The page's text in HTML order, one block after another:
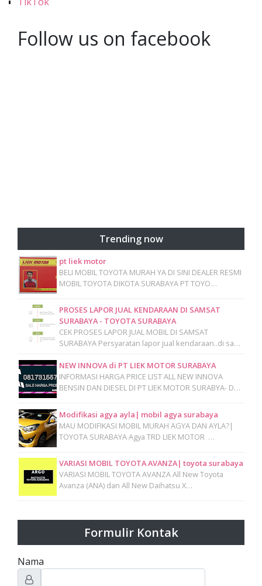
Follow us on facebook
Trending now
pt liek motor
BELI MOBIL TOYOTA MURAH YA DI SINI DEALER RESMI
MOBIL TOYOTA DIKOTA SURABAYA PT TOYO…
PROSES LAPOR JUAL KENDARAAN DI SAMSAT
SURABAYA - TOYOTA SURABAYA
CEK PROSES LAPOR JUAL MOBIL DI SAMSAT
SURABAYA Persyaratan lapor jual kendaraan..di sa…
NEW INNOVA di PT LIEK MOTOR SURABAYA
INFORMASI HARGA PRICE LIST ALL NEW INNOVA
BENSIN DAN DIESEL DI PT LIEK MOTOR SURABYA- D…
Modifikasi agya ayla| mobil agya surabaya
MAU MODIFIKASI MOBIL MURAH AGYA DAN AYLA?|
TOYOTA SURABAYA Agya TRD LIEK MOTOR …
VARIASI MOBIL TOYOTA AVANZA| toyota surabaya
VARIASI MOBIL TOYOTA AVANZA All New Toyota
Avanza (ANA) dan All New Daihatsu X…
Formulir Kontak
Nama